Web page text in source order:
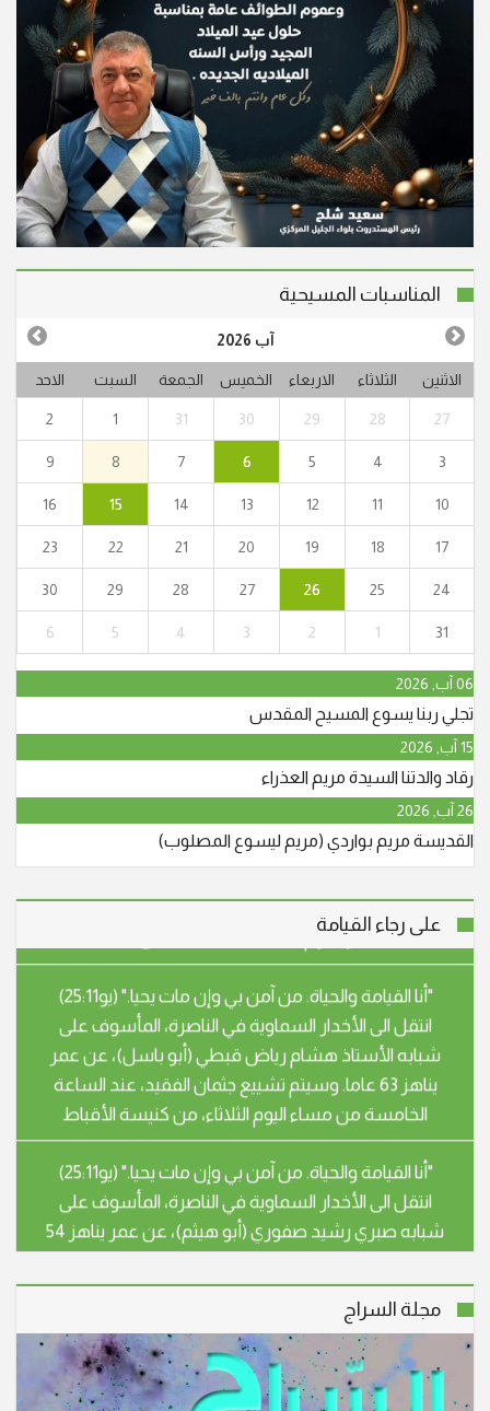
المناسبات المسيحية
آب 2026
الاثنين الثلاثاء الاربعاء الخميس الجمعة السبت الاحد
27
28
29
30
31
1
2
3
4
5
6
7
8
9
10
11
12
13
14
15
16
17
18
19
20
21
22
23
24
25
26
27
28
29
30
31
1
2
3
4
5
6
06 آب, 2026
تجلي ربنا يسوع المسيح المقدس
15 آب, 2026
رقاد والدتنا السيدة مريم العذراء
26 آب, 2026
القديسة مريم بواردي (مريم ليسوع المصلوب)
على رجاء القيامة
انتقل إلى الأخدار السماوية في يافة الناصرة، المأسوف على
شبابه عوني حنا نجار (أبو جريس) عن عمر ناهز الـ 64 عاما.
وسيشيع جثمانه الطاهر في الساعة الرابعة والنصف بعد
الظهر، اليوم الجمعة 29/5/2026 من قاعة
"أنا القيامة والحياة. من آمن بي وإن مات يحيا." (يو25:11)
انتقل إلى الأخدار السماوية في يافة الناصرة، المأسوف على
شبابه عوني حنا نجار (أبو جريس) عن عمر ناهز الـ 64 عاما.
وسيشيع جثمانه الطاهر في الساعة الرابعة والنصف بعد
انتقل الى الأخدار السماوية في الناصرة، المأسوف على
شبابه الأستاذ هشام رياض قبطي (أبو باسل)، عن عمر
يناهز 63 عاما. وسيتم تشييع جثمان الفقيد، عند الساعة
الخامسة من مساء اليوم الثلاثاء، من كنيسة الأقباط
"أنا القيامة والحياة. من آمن بي وإن مات يحيا." (يو25:11)
انتقل الى الأخدار السماوية في الناصرة، المأسوف على
شبابه صبري رشيد صفوري (أبو هيثم)، عن عمر يناهز 54
عاما. سيشيع جثمان الفقيد، يوم غد الثلاثاء الموافق
28.4.26 الساعة الثالثة بعد الظهر، من قاعة بندكتو
"أنا القيامة والحياة. من آمن بي وإن مات يحيا." (يو25:11)
انتقلت إلى الأخدار السماوية في شفاعمرو، المأسوف على
شبابها سهير عزيز خوري – اسطفان (أم جوني) عن عمر
ناهز الـ 59 عاما، وسيتم تشييع جثمانها إلى مثواه الأخير اليوم
مجلة السراج